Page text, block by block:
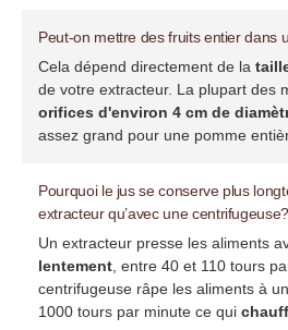
Peut-on mettre des fruits entier dans
Cela dépend directement de la
de votre extracteur. La plupart des
orifices d'environ 4 cm de
assez grand pour une pomme
Pourquoi le jus se conserve plus
extracteur qu’avec une centrifugeuse?
Un extracteur presse les aliments
lentement , entre 40 et 110 tours
centrifugeuse râpe les aliments à
1000 tours par minute ce qui